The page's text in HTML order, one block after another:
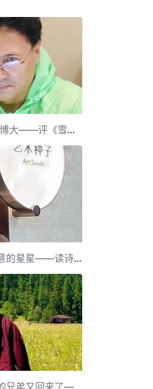
汪什代海·索南达杰：包容方显博大——评《雪豹》
赵若菲：勒阿上空，生长着诗意的星星——读诗集《我要写的勒阿越来越少了》